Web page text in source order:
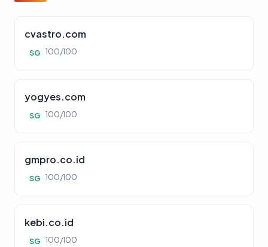
cvastro.com
SG 100/100
yogyes.com
SG 100/100
gmpro.co.id
SG 100/100
kebi.co.id
SG 100/100